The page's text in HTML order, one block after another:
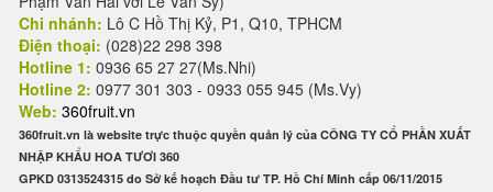
Chi nhánh: Lô C Hồ Thị Kỷ, P1, Q10, TPHCM
Điện thoại: (028)22 298 398
Hotline 1: 0936 65 27 27(Ms.Nhi)
Hotline 2: 0977 301 303 - 0933 055 945 (Ms.Vy)
Web: 360fruit.vn
360fruit.vn là website trực thuộc quyền quản lý của CÔNG TY CỔ PHẦN XUẤT
NHẬP KHẨU HOA TƯƠI 360
GPKD 0313524315 do Sở kế hoạch Đầu tư TP. Hồ Chí Minh cấp 06/11/2015